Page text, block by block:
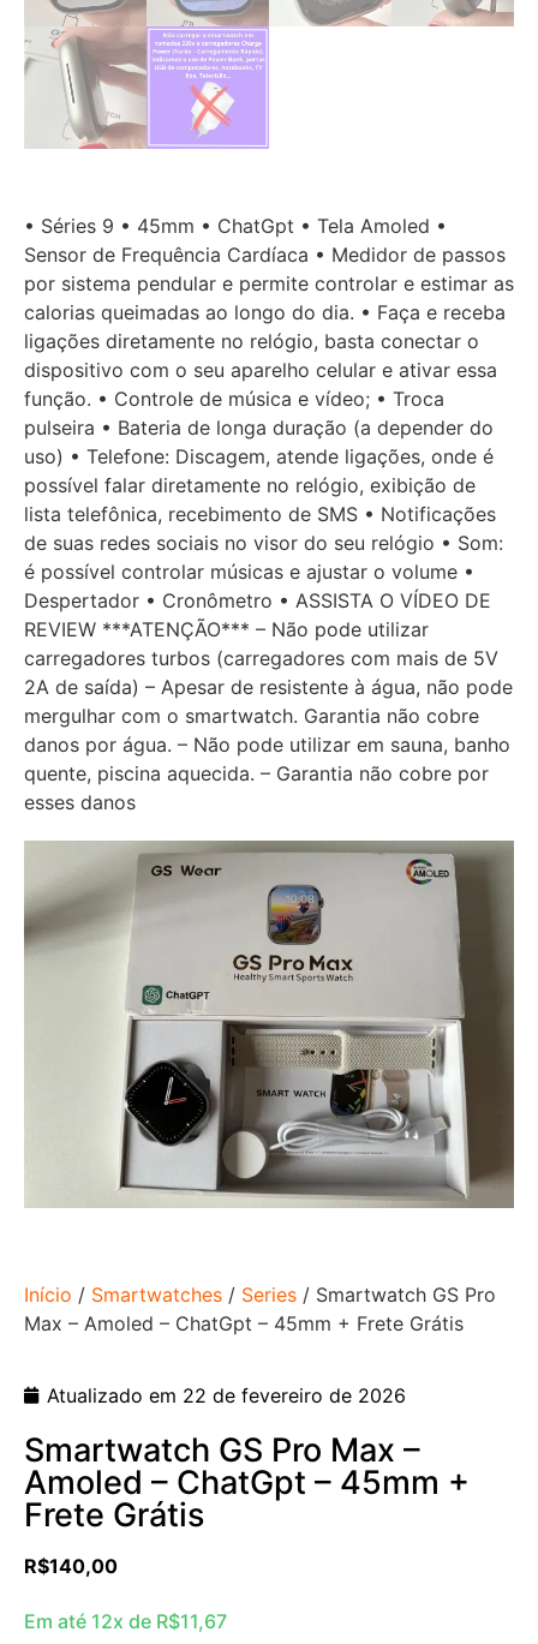
• Séries 9 • 45mm • ChatGpt • Tela Amoled •
Sensor de Frequência Cardíaca • Medidor de passos
por sistema pendular e permite controlar e estimar as
calorias queimadas ao longo do dia. • Faça e receba
ligações diretamente no relógio, basta conectar o
dispositivo com o seu aparelho celular e ativar essa
função. • Controle de música e vídeo; • Troca
pulseira • Bateria de longa duração (a depender do
uso) • Telefone: Discagem, atende ligações, onde é
possível falar diretamente no relógio, exibição de
lista telefônica, recebimento de SMS • Notificações
de suas redes sociais no visor do seu relógio • Som:
é possível controlar músicas e ajustar o volume •
Despertador • Cronômetro • ASSISTA O VÍDEO DE
REVIEW ***ATENÇÃO*** – Não pode utilizar
carregadores turbos (carregadores com mais de 5V
2A de saída) – Apesar de resistente à água, não pode
mergulhar com o smartwatch. Garantia não cobre
danos por água. – Não pode utilizar em sauna, banho
quente, piscina aquecida. – Garantia não cobre por
esses danos
Início / Smartwatches / Series / Smartwatch GS Pro
Max – Amoled – ChatGpt – 45mm + Frete Grátis
Atualizado em 22 de fevereiro de 2026
Smartwatch GS Pro Max –
Amoled – ChatGpt – 45mm +
Frete Grátis
R$140,00
Em até 12x de R$11,67